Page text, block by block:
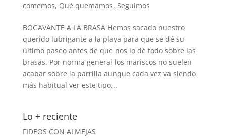
comemos, Qué quemamos, Seguimos
BOGAVANTE A LA BRASA Hemos sacado nuestro
querido lubrigante a la playa para que se dé su
último paseo antes de que nos lo dé todo sobre las
brasas. Por norma general los mariscos no suelen
acabar sobre la parrilla aunque cada vez va siendo
más habitual ver este tipo...
Lo + reciente
FIDEOS CON ALMEJAS